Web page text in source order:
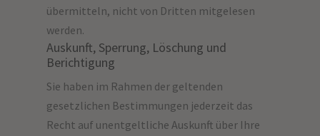
übermitteln, nicht von Dritten mitgelesen
werden.
Auskunft, Sperrung, Löschung und
Berichtigung
Sie haben im Rahmen der geltenden
gesetzlichen Bestimmungen jederzeit das
Recht auf unentgeltliche Auskunft über Ihre